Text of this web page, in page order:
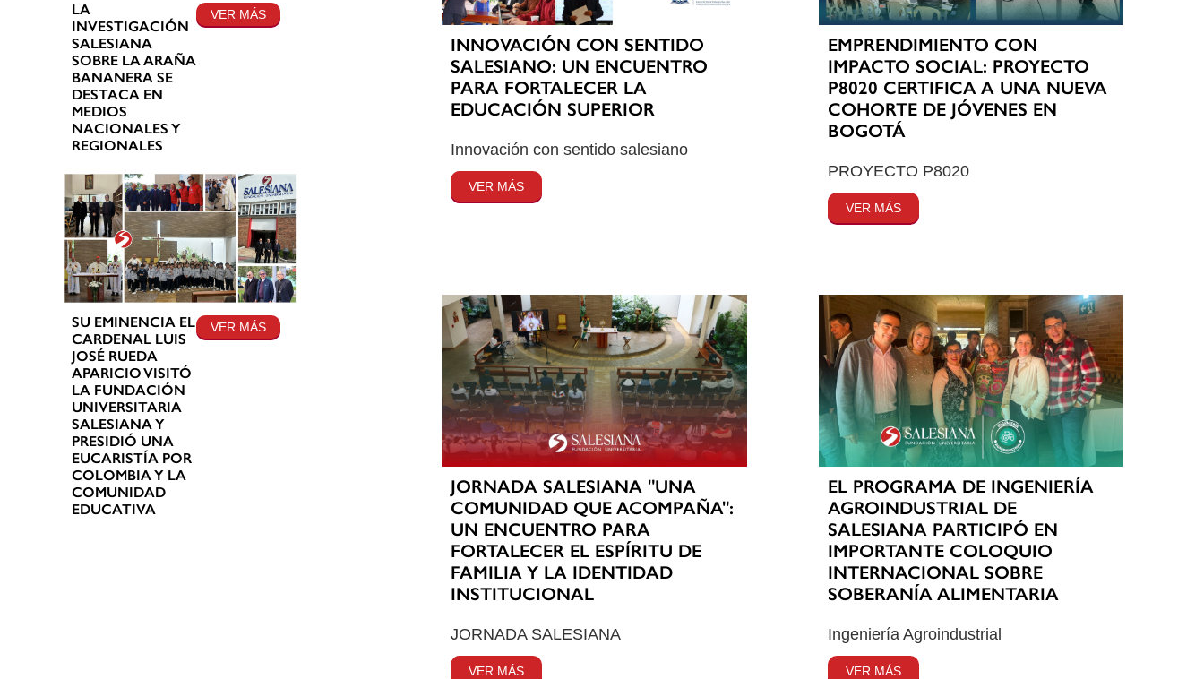
LA
INVESTIGACIÓN
SALESIANA
SOBRE LA ARAÑA
BANANERA SE
DESTACA EN
MEDIOS
NACIONALES Y
REGIONALES
VER MÁS
SU EMINENCIA EL
CARDENAL LUIS
JOSÉ RUEDA
APARICIO VISITÓ
LA FUNDACIÓN
UNIVERSITARIA
SALESIANA Y
PRESIDIÓ UNA
EUCARISTÍA POR
COLOMBIA Y LA
COMUNIDAD
EDUCATIVA
VER MÁS
INNOVACIÓN CON SENTIDO
SALESIANO: UN ENCUENTRO
PARA FORTALECER LA
EDUCACIÓN SUPERIOR
Innovación con sentido salesiano
VER MÁS
EMPRENDIMIENTO CON
IMPACTO SOCIAL: PROYECTO
P8020 CERTIFICA A UNA NUEVA
COHORTE DE JÓVENES EN
BOGOTÁ
PROYECTO P8020
VER MÁS
JORNADA SALESIANA "UNA
COMUNIDAD QUE ACOMPAÑA":
UN ENCUENTRO PARA
FORTALECER EL ESPÍRITU DE
FAMILIA Y LA IDENTIDAD
INSTITUCIONAL
JORNADA SALESIANA
VER MÁS
EL PROGRAMA DE INGENIERÍA
AGROINDUSTRIAL DE
SALESIANA PARTICIPÓ EN
IMPORTANTE COLOQUIO
INTERNACIONAL SOBRE
SOBERANÍA ALIMENTARIA
Ingeniería Agroindustrial
VER MÁS